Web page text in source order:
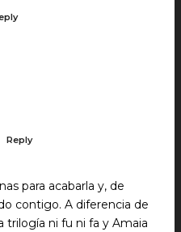
Reply
para acabarla y, de
contigo. A diferencia de
trilogía ni fu ni fa y Amaia